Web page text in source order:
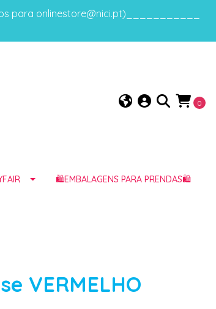
para onlinestore@nici.pt)___________
0
🛍️EMBALAGENS PARA PRENDAS🛍️
VERMELHO